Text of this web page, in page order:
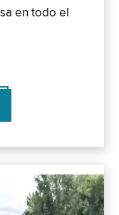
en todo el